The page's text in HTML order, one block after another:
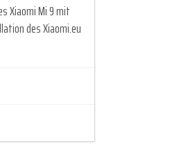
Xiaomi Mi 9 mit
des Xiaomi.eu